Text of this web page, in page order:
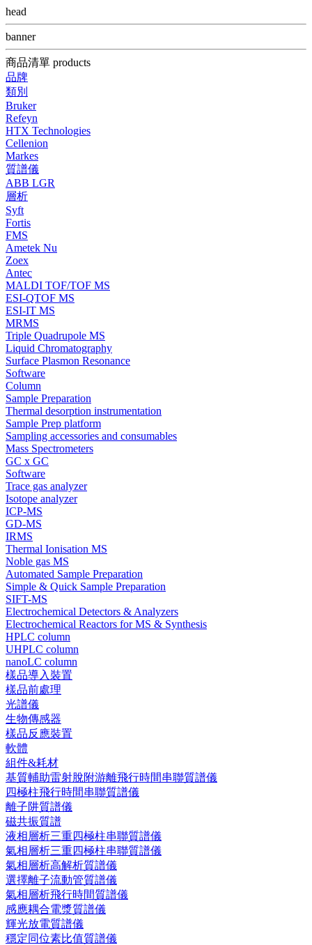
head
banner
商品清單 products
品牌
類別
Bruker
Refeyn
HTX Technologies
Cellenion
Markes
質譜儀
ABB LGR
層析
Syft
Fortis
FMS
Ametek Nu
Zoex
Antec
MALDI TOF/TOF MS
ESI-QTOF MS
ESI-IT MS
MRMS
Triple Quadrupole MS
Liquid Chromatography
Surface Plasmon Resonance
Software
Column
Sample Preparation
Thermal desorption instrumentation
Sample Prep platform
Sampling accessories and consumables
Mass Spectrometers
GC x GC
Software
Trace gas analyzer
Isotope analyzer
ICP-MS
GD-MS
IRMS
Thermal Ionisation MS
Noble gas MS
Automated Sample Preparation
Simple & Quick Sample Preparation
SIFT-MS
Electrochemical Detectors & Analyzers
Electrochemical Reactors for MS & Synthesis
HPLC column
UHPLC column
nanoLC column
樣品導入裝置
樣品前處理
光譜儀
生物傳感器
樣品反應裝置
軟體
組件&耗材
基質輔助雷射脫附游離飛行時間串聯質譜儀
四極柱飛行時間串聯質譜儀
離子阱質譜儀
磁共振質譜
液相層析三重四極柱串聯質譜儀
氣相層析三重四極柱串聯質譜儀
氣相層析高解析質譜儀
選擇離子流動管質譜儀
氣相層析飛行時間質譜儀
感應耦合電漿質譜儀
輝光放電質譜儀
穩定同位素比值質譜儀